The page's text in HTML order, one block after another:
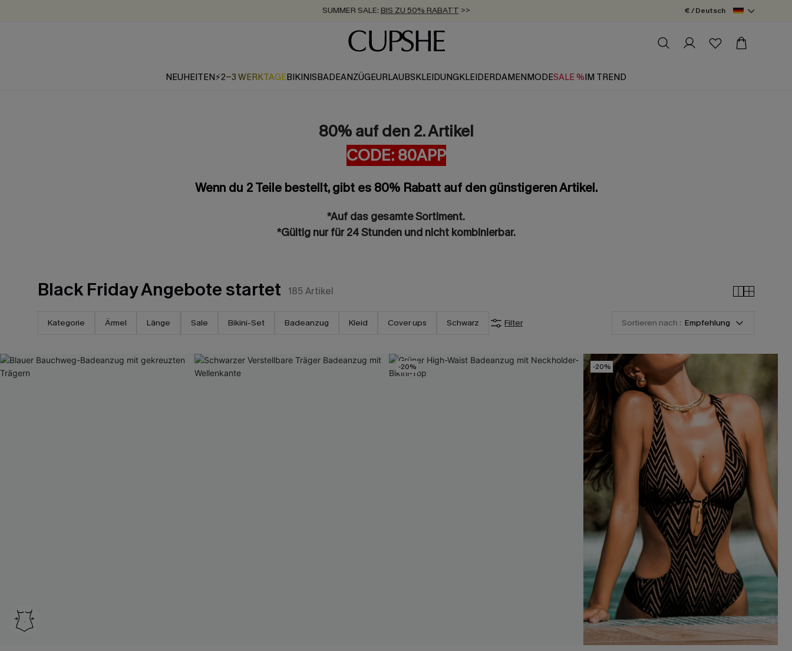
SUMMER SALE: BIS ZU 50% RABATT >>
ZUM NEWSLETTER:BIS ZU -20% EXTRA ERHALTEN
KOSTENLOSER VERSAND AB 89 €
€ / Deutsch
NEUHEITEN⚡2-3 WERKTAGEBIKINISBADEANZÜGEURLAUBSKLEIDUNGKLEIDERDAMENMODESALE %IM TREND
80% auf den 2. Artikel
CODE: 80APP
Wenn du 2 Teile bestellt, gibt es 80% Rabatt auf den günstigeren Artikel.
*Auf das gesamte Sortiment.
*Gültig nur für 24 Stunden und nicht kombinierbar.
Black Friday Angebote startet 185Artikel
Kategorie Ärmel Länge Sale Bikini-Set Badeanzug Kleid Cover ups Schwarz Filter Sortieren nach : Empfehlung
-20% -20%